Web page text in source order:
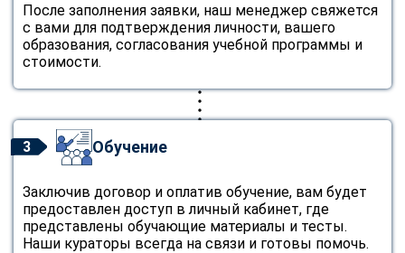
После заполнения заявки, наш менеджер свяжется
с вами для подтверждения личности, вашего
образования, согласования учебной программы и
стоимости.
3 Обучение
Заключив договор и оплатив обучение, вам будет
предоставлен доступ в личный кабинет, где
представлены обучающие материалы и тесты.
Наши кураторы всегда на связи и готовы помочь.